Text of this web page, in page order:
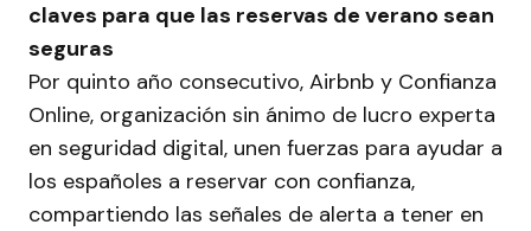
claves para que las reservas de verano sean
seguras
Por quinto año consecutivo, Airbnb y Confianza
Online, organización sin ánimo de lucro experta
en seguridad digital, unen fuerzas para ayudar a
los españoles a reservar con confianza,
compartiendo las señales de alerta a tener en